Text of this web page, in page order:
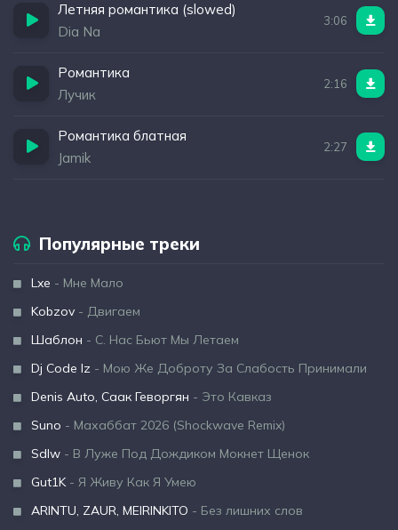
Летняя романтика (slowed)
Dia Na
3:06
Романтика
Лучик
2:16
Романтика блатная
Jamik
2:27
Популярные треки
Lxe - Мне Мало
Kobzov - Двигаем
Шаблон - С. Нас Бьют Мы Летаем
Dj Code Iz - Мою Же Доброту За Слабость Принимали
Denis Auto, Саак Геворгян - Это Кавказ
Suno - Махаббат 2026 (Shockwave Remix)
Sdlw - В Луже Под Дождиком Мокнет Щенок
Gut1K- Я Живу Как Я Умею
ARINTU, ZAUR, MEIRINKITO - Без лишних слов